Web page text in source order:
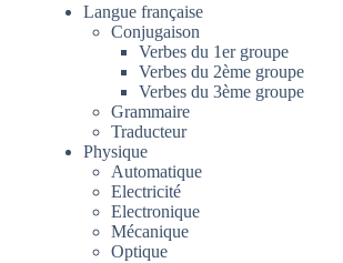
Langue française
Conjugaison
Verbes du 1er groupe
Verbes du 2ème groupe
Verbes du 3ème groupe
Grammaire
Traducteur
Physique
Automatique
Electricité
Electronique
Mécanique
Optique